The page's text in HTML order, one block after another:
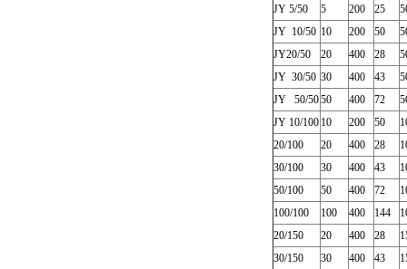
JY 5/50 5 200 25
JY 10/50 10 200 50
JY20/50
20 400 28
JY 30/50 30 400 43
JY 50/5050 400 72
JY 10/100 10 200 50
20/100
20 400 28
30/100
30 400 43
50/100
50 400 72
100/100
100 400 144
20/150
20 400 28
30/150
30 400 43